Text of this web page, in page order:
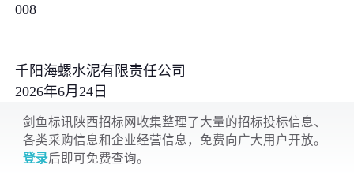
008
千阳海螺水泥有限责任公司
2026年6月24日
剑鱼标讯陕西招标网收集整理了大量的招标投标信息、
各类采购信息和企业经营信息，免费向广大用户开放。
登录后即可免费查询。